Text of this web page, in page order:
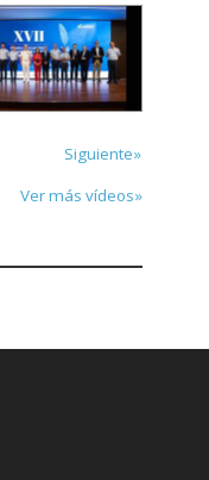
Siguiente»
Ver más vídeos»